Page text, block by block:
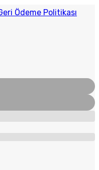
Ödeme Politikası